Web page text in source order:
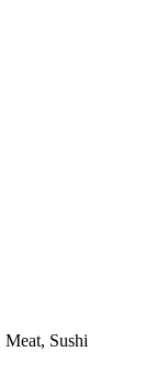
Meat, Sushi